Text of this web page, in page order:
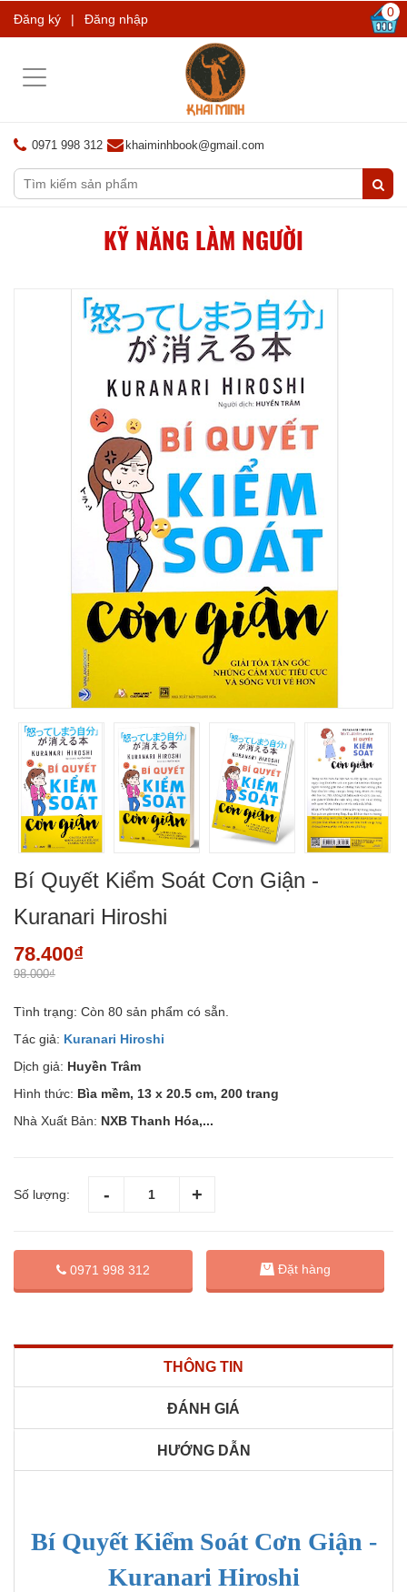
Đăng ký | Đăng nhập 0
Toggle
0971 998 312 khaiminhbook@gmail.com
KỸ NĂNG LÀM NGƯỜI
Bí Quyết Kiểm Soát Cơn Giận -
Kuranari Hiroshi
78.400₫
98.000₫
Tình trạng: Còn 80 sản phẩm có sẵn.
Tác giả: Kuranari Hiroshi
Dịch giả: Huyền Trâm
Hình thức: Bìa mềm, 13 x 20.5 cm, 200 trang
Nhà Xuất Bản: NXB Thanh Hóa,...
Số lượng:
0971 998 312 Đặt hàng
THÔNG TIN
ĐÁNH GIÁ
HƯỚNG DẪN
Bí Quyết Kiểm Soát Cơn Giận -
Kuranari Hiroshi